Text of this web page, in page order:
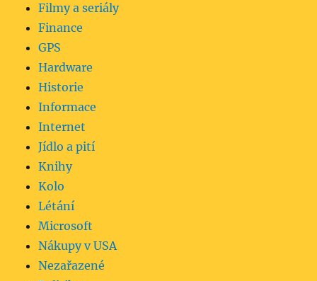
Filmy a seriály
Finance
GPS
Hardware
Historie
Informace
Internet
Jídlo a pití
Knihy
Kolo
Létání
Microsoft
Nákupy v USA
Nezařazené